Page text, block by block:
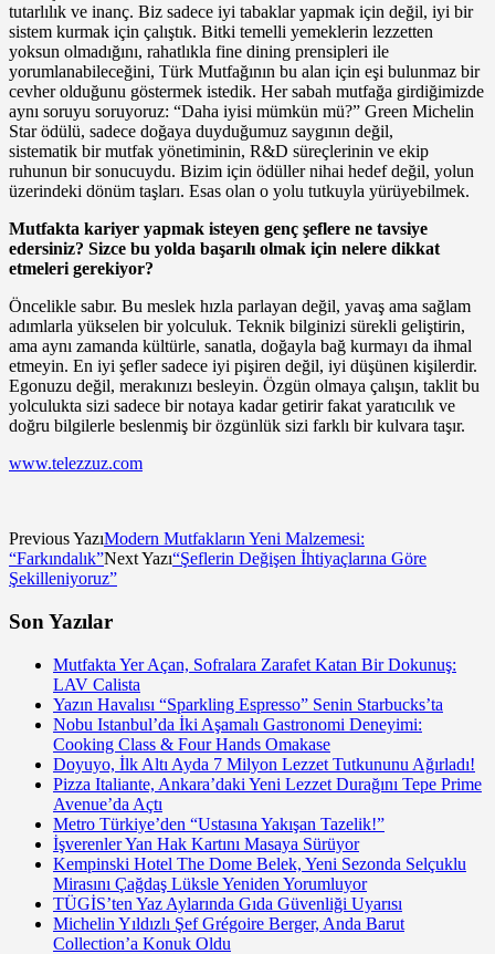
tutarlılık ve inanç. Biz sadece iyi tabaklar yapmak için değil, iyi bir
sistem kurmak için çalıştık. Bitki temelli yemeklerin lezzetten
yoksun olmadığını, rahatlıkla fine dining prensipleri ile
yorumlanabileceğini, Türk Mutfağının bu alan için eşi bulunmaz bir
cevher olduğunu göstermek istedik. Her sabah mutfağa girdiğimizde
aynı soruyu soruyoruz: “Daha iyisi mümkün mü?” Green Michelin
Star ödülü, sadece doğaya duyduğumuz saygının değil,
sistematik bir mutfak yönetiminin, R&D süreçlerinin ve ekip
ruhunun bir sonucuydu. Bizim için ödüller nihai hedef değil, yolun
üzerindeki dönüm taşları. Esas olan o yolu tutkuyla yürüyebilmek.
Mutfakta kariyer yapmak isteyen genç şeflere ne tavsiye
edersiniz? Sizce bu yolda başarılı olmak için nelere dikkat
etmeleri gerekiyor?
Öncelikle sabır. Bu meslek hızla parlayan değil, yavaş ama sağlam
adımlarla yükselen bir yolculuk. Teknik bilginizi sürekli geliştirin,
ama aynı zamanda kültürle, sanatla, doğayla bağ kurmayı da ihmal
etmeyin. En iyi şefler sadece iyi pişiren değil, iyi düşünen kişilerdir.
Egonuzu değil, merakınızı besleyin. Özgün olmaya çalışın, taklit bu
yolculukta sizi sadece bir notaya kadar getirir fakat yaratıcılık ve
doğru bilgilerle beslenmiş bir özgünlük sizi farklı bir kulvara taşır.
www.telezzuz.com
Previous YazıModern Mutfakların Yeni Malzemesi:
“Farkındalık”Next Yazı“Şeflerin Değişen İhtiyaçlarına Göre
Şekilleniyoruz”
Son Yazılar
Mutfakta Yer Açan, Sofralara Zarafet Katan Bir Dokunuş:
LAV Calista
Yazın Havalısı “Sparkling Espresso” Senin Starbucks’ta
Nobu Istanbul’da İki Aşamalı Gastronomi Deneyimi:
Cooking Class & Four Hands Omakase
Doyuyo, İlk Altı Ayda 7 Milyon Lezzet Tutkununu Ağırladı!
Pizza Italiante, Ankara’daki Yeni Lezzet Durağını Tepe Prime
Avenue’da Açtı
Metro Türkiye’den “Ustasına Yakışan Tazelik!”
İşverenler Yan Hak Kartını Masaya Sürüyor
Kempinski Hotel The Dome Belek, Yeni Sezonda Selçuklu
Mirasını Çağdaş Lüksle Yeniden Yorumluyor
TÜGİS’ten Yaz Aylarında Gıda Güvenliği Uyarısı
Michelin Yıldızlı Şef Grégoire Berger, Anda Barut
Collection’a Konuk Oldu